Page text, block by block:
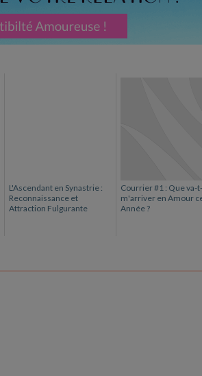
L'Ascendant en Synastrie :
Reconnaissance et
Attraction Fulgurante
Courrier #1 : Que va-
m'arriver en Amour
Année ?